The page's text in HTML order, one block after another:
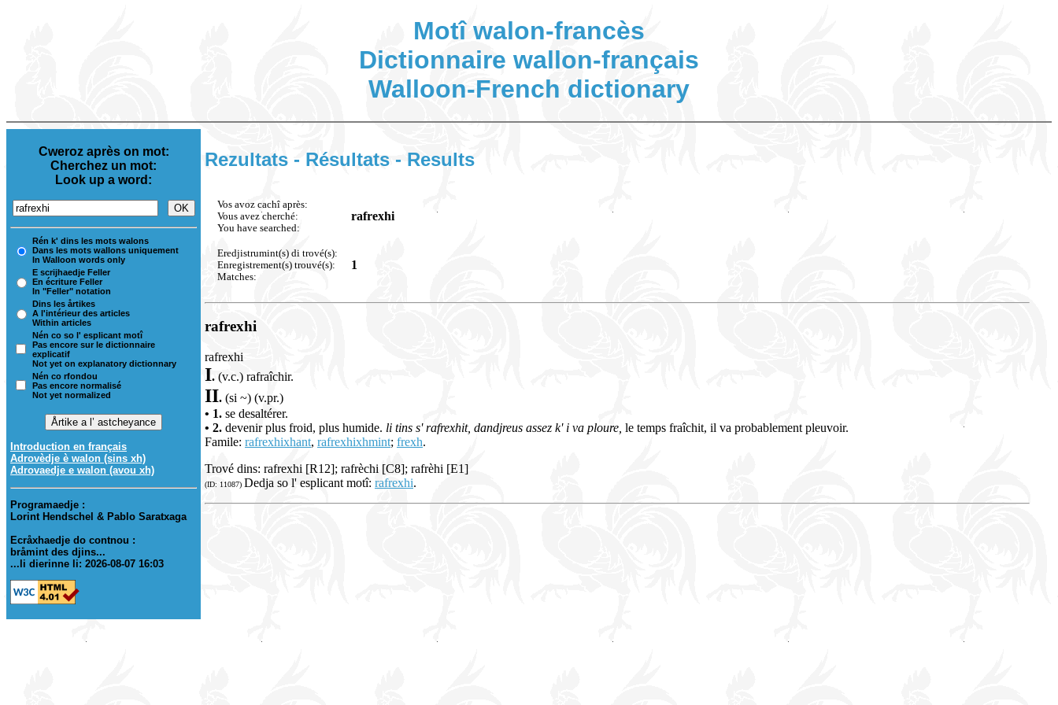
Motî walon-francès
Dictionnaire wallon-français
Walloon-French dictionary
Cweroz après on mot:
Cherchez un mot:
Look up a word:
Rén k' dins les mots walons
Dans les mots wallons uniquement
In Walloon words only
E scrijhaedje Feller
En écriture Feller
In "Feller" notation
Dins les årtikes
A l'intérieur des articles
Within articles
Nén co so l' esplicant motî
Pas encore sur le dictionnaire
explicatif
Not yet on explanatory dictionnary
Nén co rfondou
Pas encore normalisé
Not yet normalized
Introduction en français
Adrovèdje è walon (sins xh)
Adrovaedje e walon (avou xh)
Programaedje :
Lorint Hendschel & Pablo Saratxaga
Ecråxhaedje do contnou :
bråmint des djins...
...li dierinne li: 2026-08-07 16:03
Rezultats - Résultats - Results
Vos avoz cachî après:
Vous avez cherché:
You have searched:
rafrexhi
Eredjistrumint(s) di trové(s):
Enregistrement(s) trouvé(s):
Matches:
1
rafrexhi
rafrexhi
I. (v.c.) rafraîchir.
II. (si ~) (v.pr.)
• 1. se desaltérer.
• 2. devenir plus froid, plus humide. li tins s' rafrexhit, dandjreus assez k' i va ploure, le temps fraîchit, il va probablement pleuvoir.
Famile: rafrexhixhant, rafrexhixhmint; frexh.
Trové dins: rafrexhi [R12]; rafrèchi [C8]; rafrèhi [E1]
(ID: 11087) Dedja so l' esplicant motî: rafrexhi.